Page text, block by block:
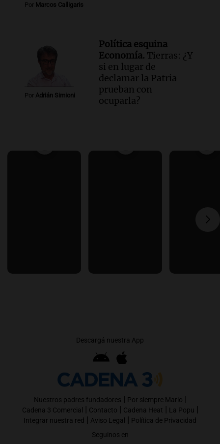
Por Marcos Calligaris
Por Adrián Simioni
Política esquina
Economía. Tierras: ¿Y
si en lugar de
declamar la Patria
prueban con
ocuparla?
Descargá nuestra App
Nuestros padres fundadores | Por siempre Mario |
Cadena 3 Comercial | Contacto | Cadena Heat | La Popu |
Integrar nuestra red | Aviso Legal | Política de Privacidad
Seguinos en